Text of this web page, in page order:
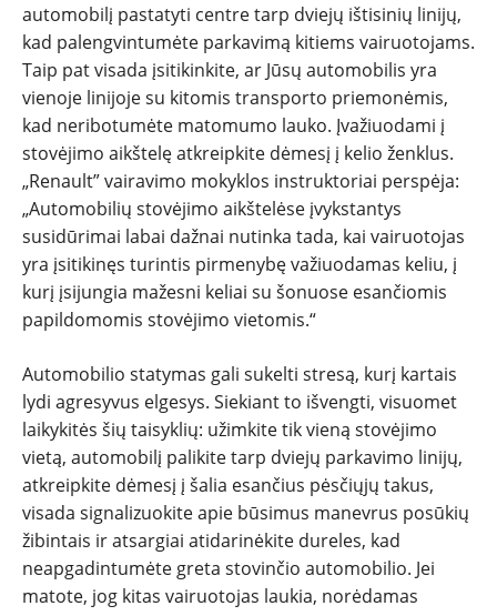
automobilį pastatyti centre tarp dviejų ištisinių linijų,
kad palengvintumėte parkavimą kitiems vairuotojams.
Taip pat visada įsitikinkite, ar Jūsų automobilis yra
vienoje linijoje su kitomis transporto priemonėmis,
kad neribotumėte matomumo lauko. Įvažiuodami į
stovėjimo aikštelę atkreipkite dėmesį į kelio ženklus.
„Renault” vairavimo mokyklos instruktoriai perspėja:
„Automobilių stovėjimo aikštelėse įvykstantys
susidūrimai labai dažnai nutinka tada, kai vairuotojas
yra įsitikinęs turintis pirmenybę važiuodamas keliu, į
kurį įsijungia mažesni keliai su šonuose esančiomis
papildomomis stovėjimo vietomis.“
Automobilio statymas gali sukelti stresą, kurį kartais
lydi agresyvus elgesys. Siekiant to išvengti, visuomet
laikykitės šių taisyklių: užimkite tik vieną stovėjimo
vietą, automobilį palikite tarp dviejų parkavimo linijų,
atkreipkite dėmesį į šalia esančius pėsčiųjų takus,
visada signalizuokite apie būsimus manevrus posūkių
žibintais ir atsargiai atidarinėkite dureles, kad
neapgadintumėte greta stovinčio automobilio. Jei
matote, jog kitas vairuotojas laukia, norėdamas